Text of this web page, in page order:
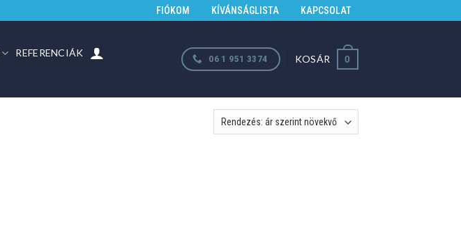
FIÓKOM KÍVÁNSÁGLISTA KAPCSOLAT
REFERENCIÁK 06 1 951 3374 KOSÁR 0